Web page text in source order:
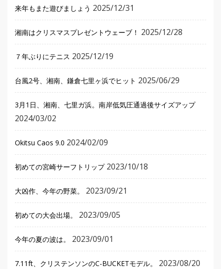
来年もまた遊びましょう 2025/12/31
湘南はクリスマスプレゼントウェーブ！ 2025/12/28
７年ぶりにテニス 2025/12/19
台風2号、湘南、鎌倉七里ヶ浜でヒット 2025/06/29
3月1日、湘南、七里ガ浜。南岸低気圧通過後サイズアップ
2024/03/02
Okitsu Caos 9.0 2024/02/09
初めての宮崎サーフトリップ 2023/10/18
大凶作、今年の野菜。 2023/09/21
初めての大会出場。 2023/09/05
今年の夏の波は。 2023/09/01
7.11ft、クリステンソンのC-BUCKETモデル。 2023/08/20